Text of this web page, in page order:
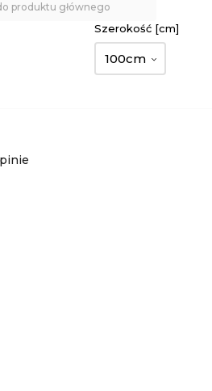
produktu głównego
Szerokość [cm]
100cm